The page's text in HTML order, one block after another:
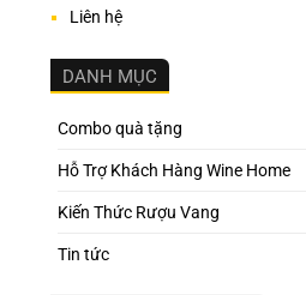
Liên hệ
DANH MỤC
Combo quà tặng
Hỗ Trợ Khách Hàng Wine Home
Kiến Thức Rượu Vang
Tin tức